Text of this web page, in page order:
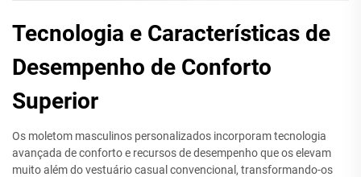
Tecnologia e Características de
Desempenho de Conforto
Superior
Os moletom masculinos personalizados incorporam tecnologia
avançada de conforto e recursos de desempenho que os elevam
muito além do vestuário casual convencional, transformando-os